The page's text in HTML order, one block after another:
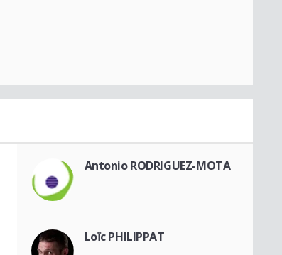
Antonio RODRIGUEZ-MOTA
Loïc PHILIPPAT